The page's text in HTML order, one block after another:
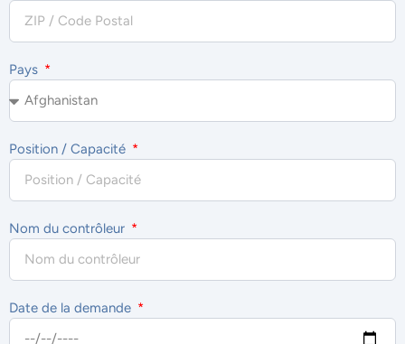
Pays
Position / Capacité
Nom du contrôleur
Date de la demande